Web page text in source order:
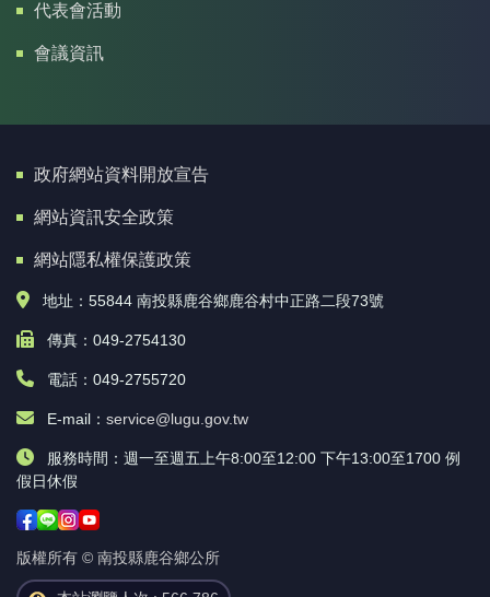
代表會活動
會議資訊
政府網站資料開放宣告
網站資訊安全政策
網站隱私權保護政策
地址：55844 南投縣鹿谷鄉鹿谷村中正路二段73號
傳真：049-2754130
電話：049-2755720
E-mail： service@lugu.gov.tw
服務時間：週一至週五上午8:00至12:00 下午13:00至1700 例
假日休假
版權所有 © 南投縣鹿谷鄉公所